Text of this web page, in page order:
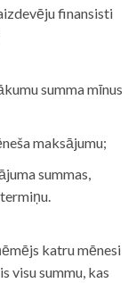
finansisti
summa mīnus
maksājumu;
summas,
katru mēnesi
visu summu, kas